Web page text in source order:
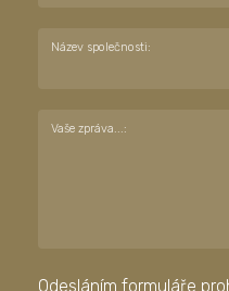
Název společnosti:
Vaše zpráva...:
Odesláním formuláře